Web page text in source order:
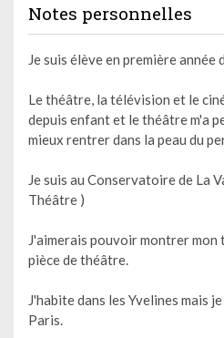
Notes personnelles
Je suis élève en première année
Le théâtre, la télévision et le
depuis enfant et le théâtre m'a
mieux rentrer dans la peau du
Je suis au Conservatoire de La
Théâtre )
J'aimerais pouvoir montrer mon
pièce de théâtre.
J'habite dans les Yvelines mais
Paris.